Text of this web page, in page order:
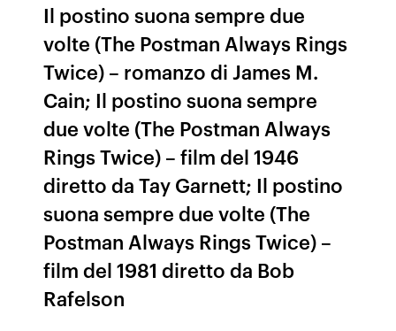
Il postino suona sempre due
volte (The Postman Always Rings
Twice) – romanzo di James M.
Cain; Il postino suona sempre
due volte (The Postman Always
Rings Twice) – film del 1946
diretto da Tay Garnett; Il postino
suona sempre due volte (The
Postman Always Rings Twice) –
film del 1981 diretto da Bob
Rafelson